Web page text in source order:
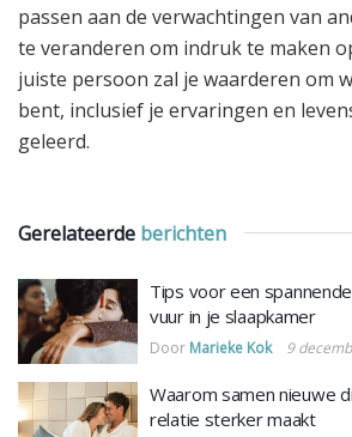
passen aan de verwachtingen van
te veranderen om indruk te maken
juiste persoon zal je waarderen om
bent, inclusief je ervaringen en
geleerd.
Gerelateerde berichten
Tips voor een
vuur in je slaapkamer
Door Marieke Kok 9
Waarom samen nieuwe
relatie sterker maakt